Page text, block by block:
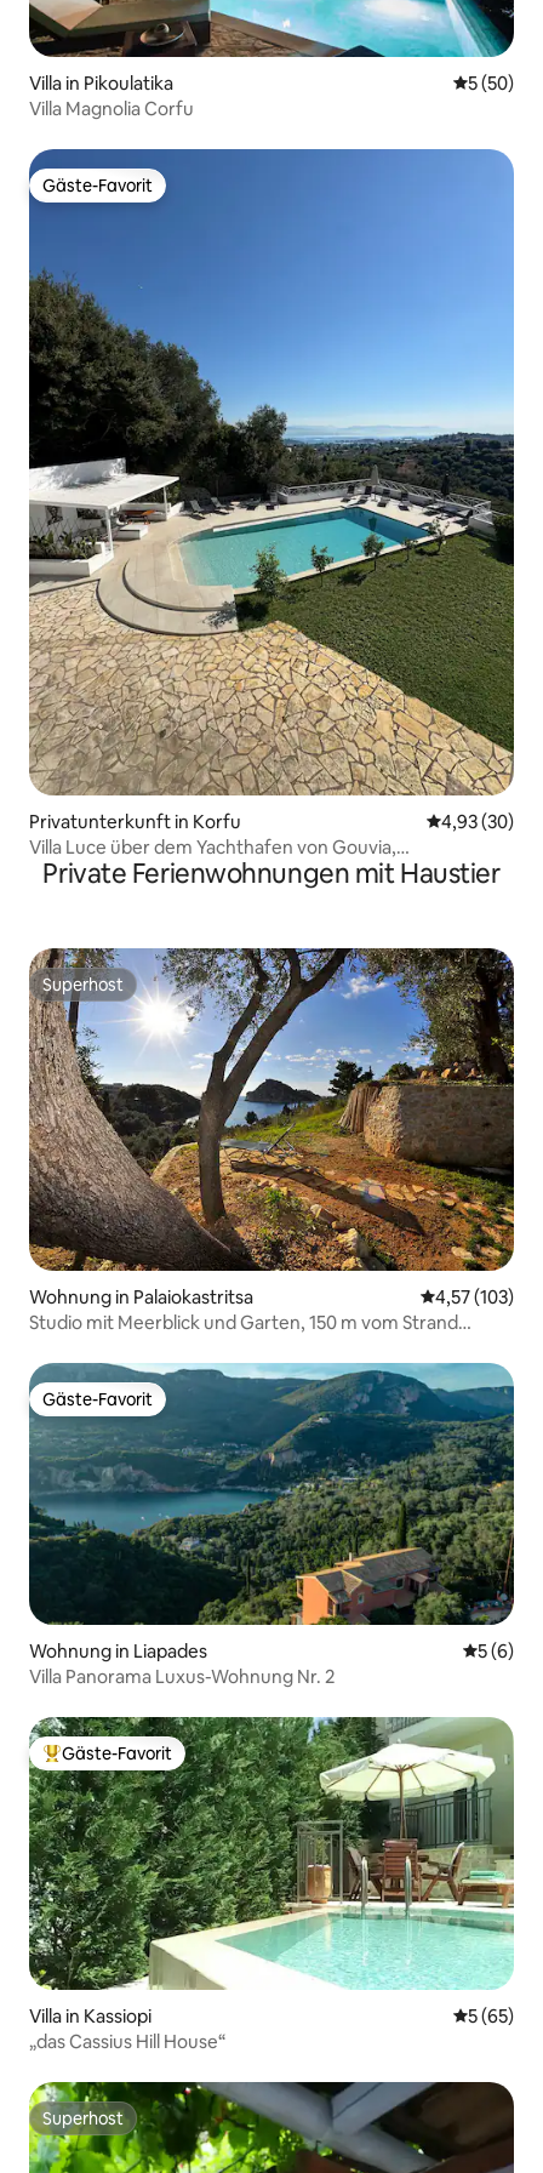
Villa in Pikoulatika
5 (50)
Villa Magnolia Corfu
Gäste-Favorit
Gäste-Favorit
Privatunterkunft in Korfu
4,93 (30)
Villa Luce über dem Yachthafen von Gouvia,
atemberaubende Aussicht
Private Ferienwohnungen mit Haustier
Superhost
Superhost
Wohnung in Palaiokastritsa
4,57 (103)
Studio mit Meerblick und Garten, 150 m vom Strand
Gäste-Favorit
Gäste-Favorit
Wohnung in Liapades
5 (6)
Villa Panorama Luxus-Wohnung Nr. 2
Beliebter Gäste-Favorit.
Gäste-Favorit
Villa in Kassiopi
5 (65)
„das Cassius Hill House“
Superhost
Superhost